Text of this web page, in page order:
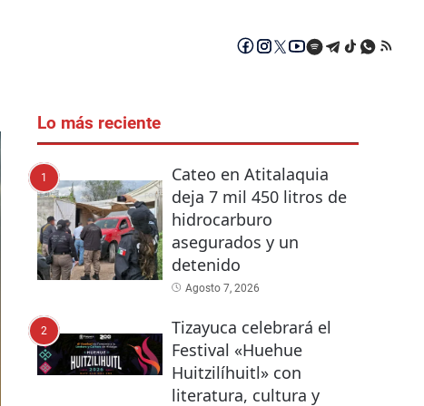
Lo más reciente
1
Cateo en Atitalaquia
deja 7 mil 450 litros de
hidrocarburo
asegurados y un
detenido
Agosto 7, 2026
2
Tizayuca celebrará el
Festival «Huehue
Huitzilíhuitl» con
literatura, cultura y